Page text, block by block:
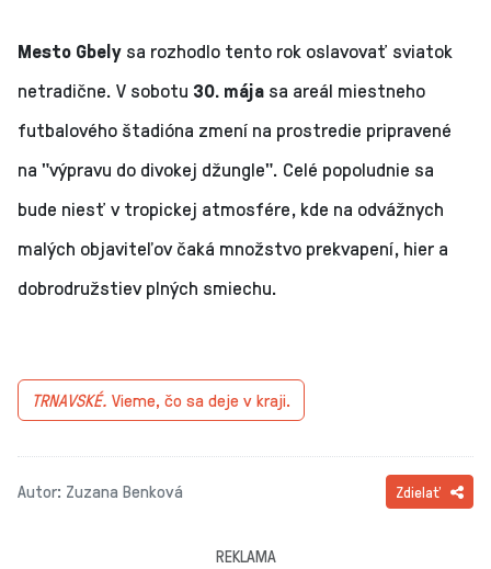
Mesto Gbely sa rozhodlo tento rok oslavovať sviatok
netradične. V sobotu 30. mája sa areál miestneho
futbalového štadióna zmení na prostredie pripravené
na "výpravu do divokej džungle". Celé popoludnie sa
bude niesť v tropickej atmosfére, kde na odvážnych
malých objaviteľov čaká množstvo prekvapení, hier a
dobrodružstiev plných smiechu.
TRNAVSKÉ. Vieme, čo sa deje v kraji.
Autor: Zuzana Benková Zdielať
REKLAMA